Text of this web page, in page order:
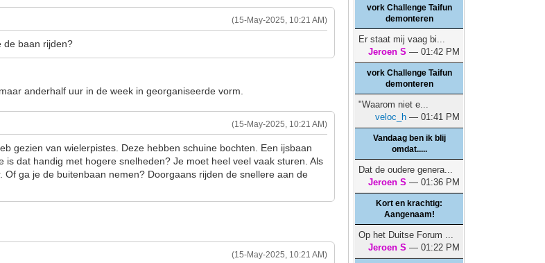
(15-May-2025, 10:21 AM)
de baan rijden?
anderhalf uur in de week in georganiseerde vorm.
(15-May-2025, 10:21 AM)
gezien van wielerpistes. Deze hebben schuine bochten. Een ijsbaan
is dat handig met hogere snelheden? Je moet heel veel vaak sturen. Als
Of ga je de buitenbaan nemen? Doorgaans rijden de snellere aan de
(15-May-2025, 10:21 AM)
vork Challenge Taifun
demonteren
Er staat mij vaag bi...
Jeroen S — 01:42 PM
vork Challenge Taifun
demonteren
"Waarom niet e...
veloc_h — 01:41 PM
Vandaag ben ik blij
omdat.....
Dat de oudere genera...
Jeroen S — 01:36 PM
Kort en krachtig:
Aangenaam!
Op het Duitse Forum ...
Jeroen S — 01:22 PM